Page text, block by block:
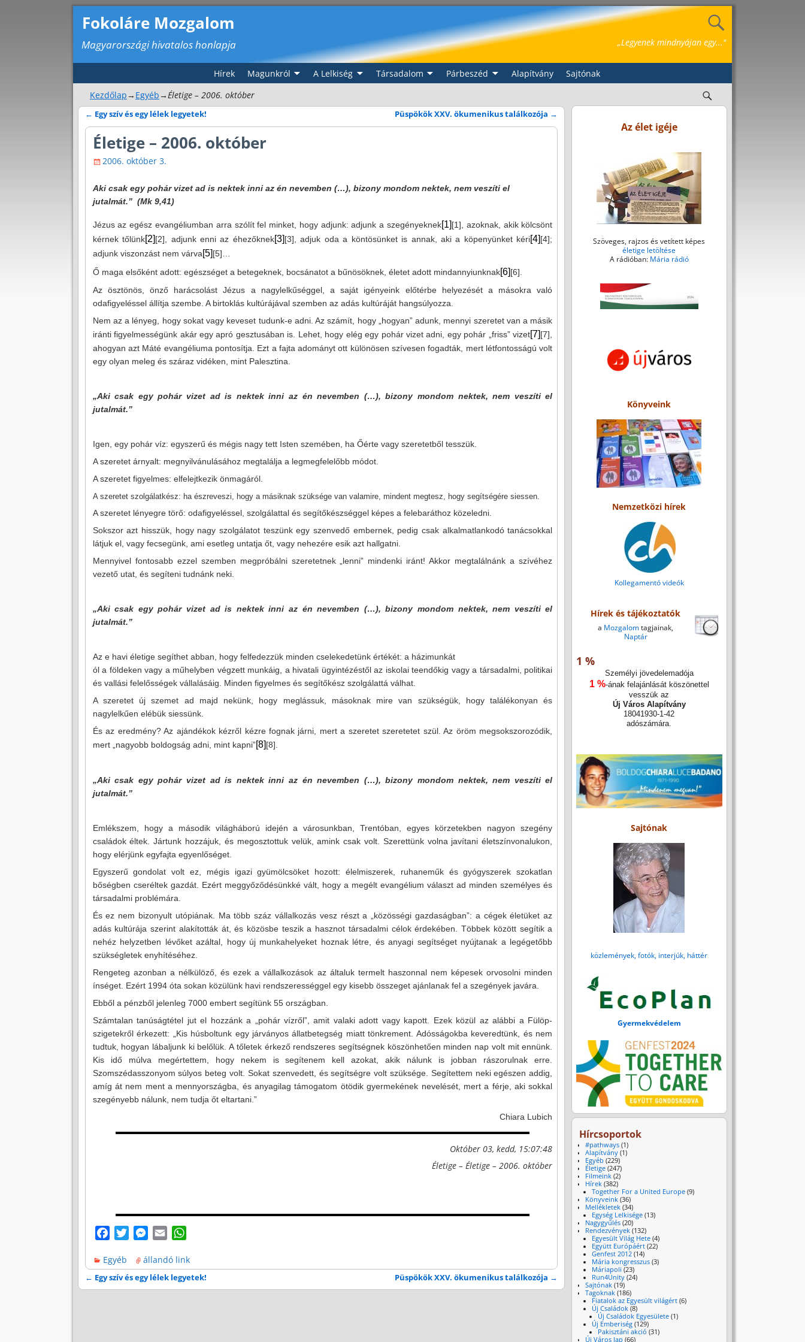
Fokoláre Mozgalom
Magyarországi hivatalos honlapja „Legyenek mindnyájan egy..."
Hírek Magunkról A Lelkiség Társadalom Párbeszéd Alapítvány
Sajtónak
Kezdőlap→ Egyéb→ Életige – 2006. október
Bejegyzés navigáció
← Egy szív és egy lélek legyetek! Püspökök XXV. ökumenikus találkozója →
Életige – 2006. október
2006. október 3.
Aki csak egy pohár vizet ad is nektek inni az én nevemben (…), bizony mondom nektek, nem veszíti el
jutalmát.” (Mk 9,41)
Jézus az egész evangéliumban arra szólít fel minket, hogy adjunk: adjunk a szegényeknek[1][1] , azoknak, akik kölcsönt
kérnek tőlünk[2][2] , adjunk enni az éhezőknek[3][3] , adjuk oda a köntösünket is annak, aki a köpenyünket kéri[4][4];
adjunk viszonzást nem várva[5][5]
Ő maga elsőként adott: egészséget a betegeknek, bocsánatot a bűnösöknek, életet adott mindannyiunknak[6][6]
Az ösztönös, önző harácsolást Jézus a nagylelkűséggel, a saját igényeink előtérbe helyezését a másokra való
odafigyeléssel állítja szembe. A birtoklás kultúrájával szemben az adás kultúráját hangsúlyozza.
Nem az a lényeg, hogy sokat vagy keveset tudunk-e adni. Az számít, hogy „hogyan” adunk, mennyi szeretet van a másik
iránti figyelmességünk akár egy apró gesztusában is. Lehet, hogy elég egy pohár vizet adni, egy pohár „friss” vizet[7][7]
ahogyan azt Máté evangéliuma pontosítja. Ezt a fajta adományt ott különösen szívesen fogadták, mert létfontosságú volt
egy olyan meleg és száraz vidéken, mint Palesztina.
„Aki csak egy pohár vizet ad is nektek inni az én nevemben (…), bizony mondom nektek, nem veszíti el
jutalmát.”
Igen, egy pohár víz: egyszerű és mégis nagy tett Isten szemében, ha Őérte vagy szeretetből tesszük.
A szeretet árnyalt: megnyilvánulásához megtalálja a legmegfelelőbb módot.
A szeretet figyelmes: elfelejtkezik önmagáról.
A szeretet szolgálatkész: ha észreveszi, hogy a másiknak szüksége van valamire, mindent megtesz, hogy segítségére siessen.
A szeretet lényegre törő: odafigyeléssel, szolgálattal és segítőkészséggel képes a felebaráthoz közeledni.
Sokszor azt hisszük, hogy nagy szolgálatot teszünk egy szenvedő embernek, pedig csak alkalmatlankodó tanácsokkal
látjuk el, vagy fecsegünk, ami esetleg untatja őt, vagy nehezére esik azt hallgatni.
Mennyivel fontosabb ezzel szemben megpróbálni szeretetnek „lenni” mindenki iránt! Akkor megtalálnánk a szívéhez
vezető utat, és segíteni tudnánk neki.
„Aki csak egy pohár vizet ad is nektek inni az én nevemben (…), bizony mondom nektek, nem veszíti el
jutalmát.”
Az e havi életige segíthet abban, hogy felfedezzük minden cselekedetünk értékét: a házimunkát
ól a földeken vagy a műhelyben végzett munkáig, a hivatali ügyintézéstől az iskolai teendőkig vagy a társadalmi, politikai
és vallási felelősségek vállalásáig. Minden figyelmes és segítőkész szolgálattá válhat.
A szeretet új szemet ad majd nekünk, hogy meglássuk, másoknak mire van szükségük, hogy találékonyan és
nagylelkűen elébük siessünk.
És az eredmény? Az ajándékok kézről kézre fognak járni, mert a szeretet szeretetet szül. Az öröm megsokszorozódik,
mert „nagyobb boldogság adni, mint kapni”[8][8]
„Aki csak egy pohár vizet ad is nektek inni az én nevemben (…), bizony mondom nektek, nem veszíti el
jutalmát.”
Emlékszem, hogy a második világháború idején a városunkban, Trentóban, egyes körzetekben nagyon szegény
családok éltek. Jártunk hozzájuk, és megosztottuk velük, amink csak volt. Szerettünk volna javítani életszínvonalukon,
hogy elérjünk egyfajta egyenlőséget.
Egyszerű gondolat volt ez, mégis igazi gyümölcsöket hozott: élelmiszerek, ruhaneműk és gyógyszerek szokatlan
bőségben cseréltek gazdát. Ezért meggyőződésünkké vált, hogy a megélt evangélium választ ad minden személyes és
társadalmi problémára.
És ez nem bizonyult utópiának. Ma több száz vállalkozás vesz részt a „közösségi gazdaságban”: a cégek életüket az
adás kultúrája szerint alakították át, és közösbe teszik a hasznot társadalmi célok érdekében. Többek között segítik a
nehéz helyzetben lévőket azáltal, hogy új munkahelyeket hoznak létre, és anyagi segítséget nyújtanak a legégetőbb
szükségletek enyhítéséhez.
Rengeteg azonban a nélkülöző, és ezek a vállalkozások az általuk termelt haszonnal nem képesek orvosolni minden
ínséget. Ezért 1994 óta sokan közülünk havi rendszerességgel egy kisebb összeget ajánlanak fel a szegények javára.
Ebből a pénzből jelenleg 7000 embert segítünk 55 országban.
Számtalan tanúságtétel jut el hozzánk a „pohár vízről”, amit valaki adott vagy kapott. Ezek közül az alábbi a Fülöp-
szigetekről érkezett: „Kis húsboltunk egy járványos állatbetegség miatt tönkrement. Adósságokba keveredtünk, és nem
tudtuk, hogyan lábaljunk ki belőlük. A tőletek érkező rendszeres segítségnek köszönhetően minden nap volt mit ennünk.
Kis idő múlva megértettem, hogy nekem is segítenem kell azokat, akik nálunk is jobban rászorulnak erre.
Szomszédasszonyom súlyos beteg volt. Sokat szenvedett, és segítségre volt szüksége. Segítettem neki egészen addig,
amíg át nem ment a mennyországba, és anyagilag támogatom ötödik gyermekének nevelését, mert a férje, aki sokkal
szegényebb nálunk, nem tudja őt eltartani.”
Chiara Lubich
Október 03, kedd, 15:07:48
Életige – Életige – 2006. október
c
e
b
t
t
M
s
s
e
a
i
l
a
t
s
Egyéb állandó link
Bejegyzés navigáció
← Egy szív és egy lélek legyetek! Püspökök XXV. ökumenikus találkozója →
Az élet igéje
Szöveges, rajzos és vetített képes
életige letöltése
A rádióban: Mária rádió
Könyveink
Nemzetközi hírek
Kollegamentó videók
Hírek és tájékoztatók
a Mozgalomtagjainak,
Naptár
1 %
Személyi jövedelemadója
1 %-ának felajánlását köszönettel
vesszük az
Új Város Alapítvány
18041930-1-42
adószámára.
Sajtónak
közlemények, fotók, interjúk, háttér
Gyermekvédelem
Hírcsoportok
#pathways (1)
Alapítvány (1)
Egyéb (229)
Életige (247)
Filmeink (2)
Hírek (382)
Together For a United Europe(9)
Könyveink (36)
Mellékletek (34)
Egység Lelkisége(13)
Nagygyűlés (20)
Rendezvények (132)
Egyesült Világ Hete(4)
Együtt Európáért(22)
Genfest 2012(14)
Mária kongresszus(3)
Máriapoli (23)
Run4Unity(24)
Sajtónak (19)
Tagoknak (186)
Fiatalok az Egyesült világért(6)
Új Családok(8)
Új Családok Egyesülete (1)
Új Emberiség(129)
Pakisztáni akció (31)
Új Város lap (66)